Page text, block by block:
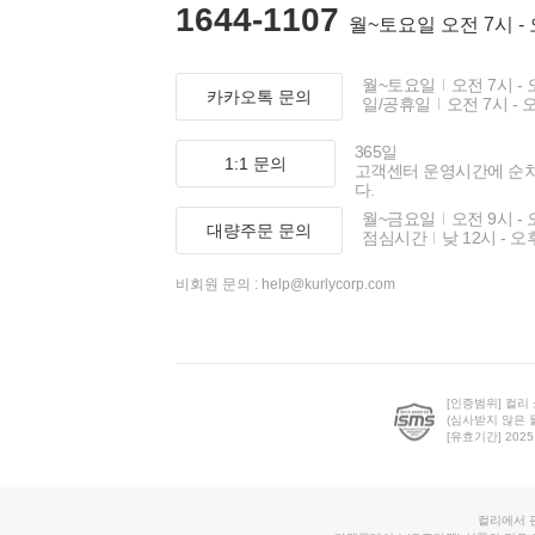
1644-1107 월~토요일 오전 7시 -
카카오톡 문의
월~토요일
오전 7시 -
일/공휴일
오전 7시 -
1:1 문의
365일
고객센터 운영시간에 순
다.
대량주문 문의
월~금요일
오전 9시 -
점심시간
낮 12시 - 오
비회원 문의 : help@kurlycorp.com
[인증범위] 컬리
(심사받지 않은
[유효기간]
컬리에서